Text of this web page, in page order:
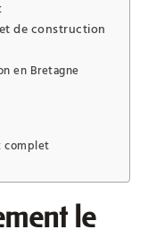
de construction
en Bretagne
complet
le